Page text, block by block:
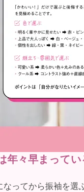
年々早まってい
なってから振袖を選